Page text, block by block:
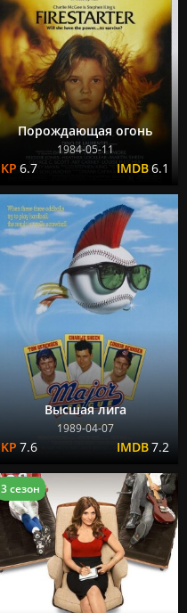
Порождающая огонь
1984-05-11
6.7 6.1
Высшая лига
1989-04-07
7.6 7.2
3 сезон